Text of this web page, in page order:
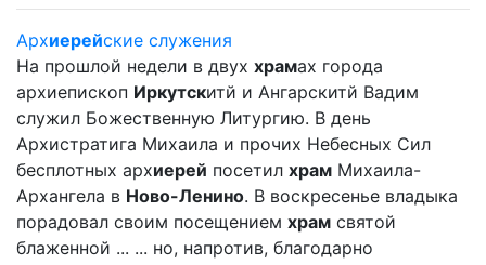
Архиерейские служения
На прошлой недели в двух храмах города
архиепископ Иркутскитй и Ангарскитй Вадим
служил Божественную Литургию. В день
Архистратига Михаила и прочих Небесных Сил
бесплотных архиерей посетил храм Михаила-
Архангела в Ново-Ленино. В воскресенье владыка
порадовал своим посещением храм святой
блаженной ... ... но, напротив, благодарно